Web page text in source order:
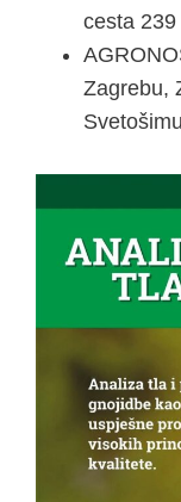
cesta
Zagrebu,